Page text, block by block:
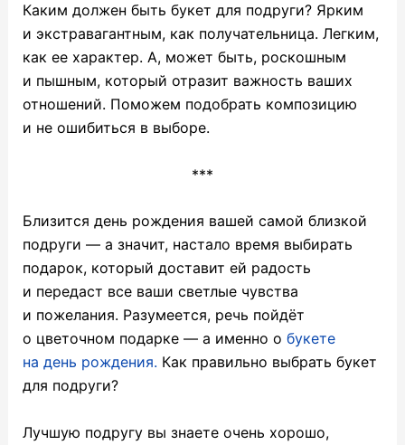
Каким должен быть букет для подруги? Ярким
и экстравагантным, как получательница. Легким,
как ее характер. А, может быть, роскошным
и пышным, который отразит важность ваших
отношений. Поможем подобрать композицию
и не ошибиться в выборе.
***
Близится день рождения вашей самой близкой
подруги — а значит, настало время выбирать
подарок, который доставит ей радость
и передаст все ваши светлые чувства
и пожелания. Разумеется, речь пойдёт
о цветочном подарке — а именно о букете
на день рождения. Как правильно выбрать букет
для подруги?
Лучшую подругу вы знаете очень хорошо,